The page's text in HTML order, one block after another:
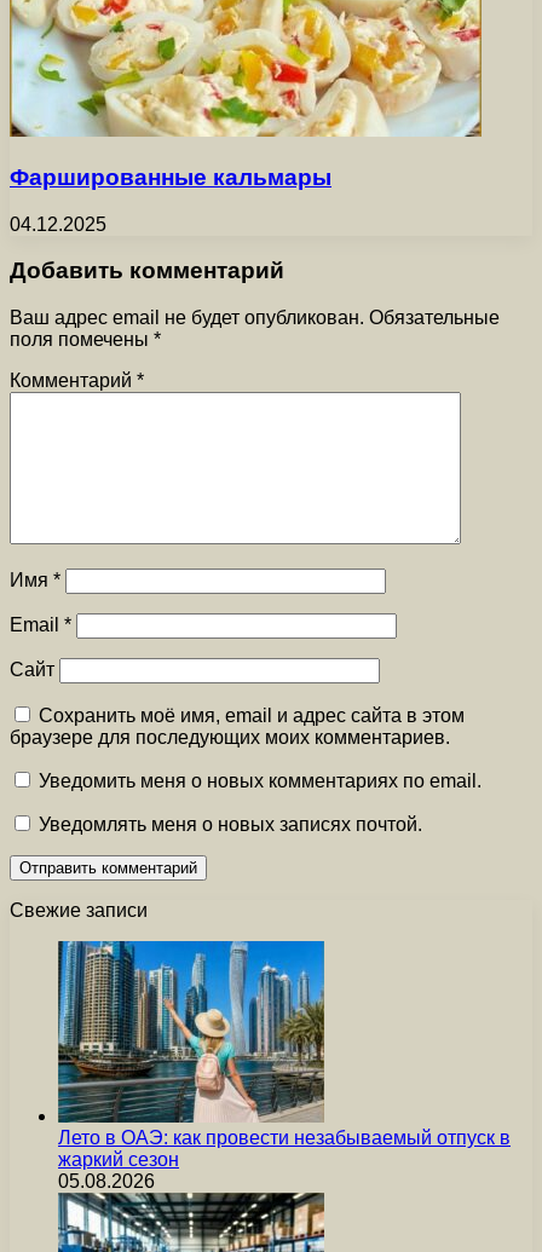
Фаршированные кальмары
04.12.2025
Добавить комментарий
Ваш адрес email не будет опубликован. Обязательные
поля помечены *
Комментарий *
Имя *
Email *
Сайт
Сохранить моё имя, email и адрес сайта в этом
браузере для последующих моих комментариев.
Уведомить меня о новых комментариях по email.
Уведомлять меня о новых записях почтой.
Свежие записи
Лето в ОАЭ: как провести незабываемый отпуск в
жаркий сезон
05.08.2026